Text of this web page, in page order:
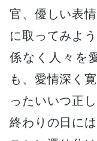
官、優しい表
に取ってみよ
係なく人々を
も、愛情深く
ったいいつ正
終わりの日に